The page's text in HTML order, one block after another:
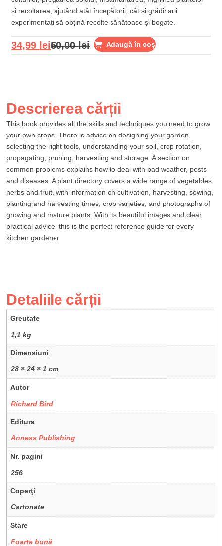
și recoltarea, ajutând atât începătorii, cât și grădinarii
experimentați să obțină recolte sănătoase și bogate.
50,00lei
34,99 lei Adaugă în coș
Descrierea cărții
This book provides all the skills and techniques you need to grow
your own crops. There is advice on designing your garden,
selecting the right tools, understanding your soil, crop rotation,
propagating, pruning, harvesting and storage. A section on
common problems explains how to deal with bad weather, pests
and diseases. A plant directory covers a wide range of vegetables,
herbs and fruit, with information on cultivation, harvesting, sowing,
planting and harvesting times, crop varieties, and photographs of
growing and mature plants. With its beautiful images and clear
practical advice, this is the perfect reference guide for every
kitchen gardener
Detaliile cărții
Greutate
1,1 kg
Dimensiuni
28 × 24 × 1 cm
Autor
Richard Bird
Editura
Anness Publishing
Nr. pagini
256
Coperţi
Cartonate
Stare
Foarte bună